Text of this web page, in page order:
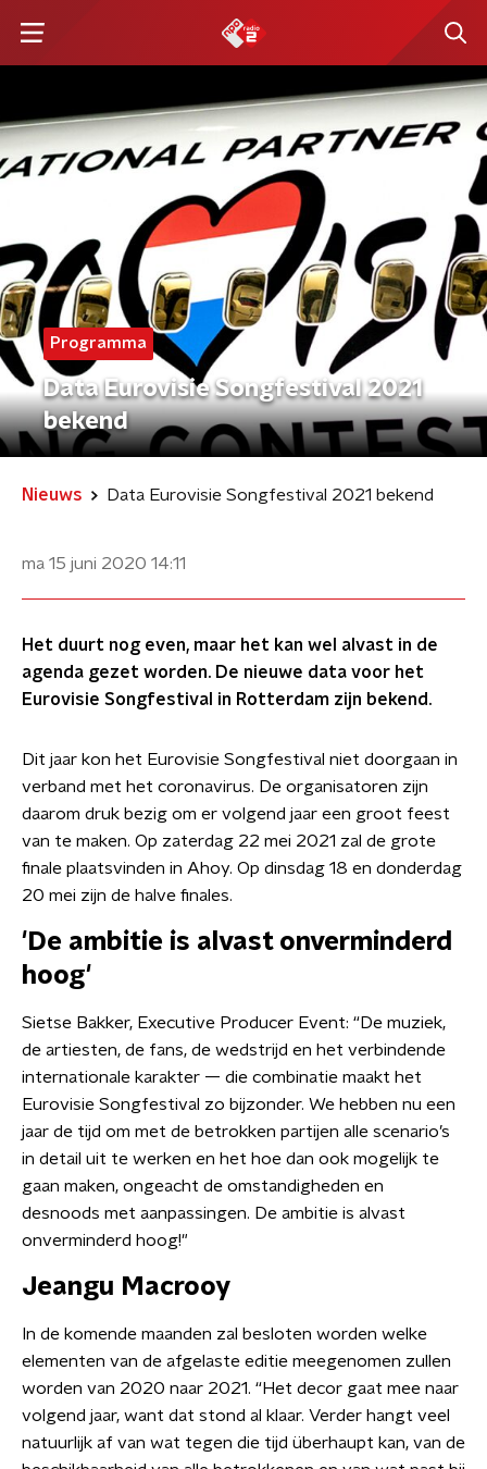
Programma
Data Eurovisie Songfestival 2021
bekend
Nieuws Data Eurovisie Songfestival 2021 bekend
ma 15 juni 2020 14:11
Het duurt nog even, maar het kan wel alvast in de
agenda gezet worden. De nieuwe data voor het
Eurovisie Songfestival in Rotterdam zijn bekend.
Dit jaar kon het Eurovisie Songfestival niet doorgaan in
verband met het coronavirus. De organisatoren zijn
daarom druk bezig om er volgend jaar een groot feest
van te maken. Op zaterdag 22 mei 2021 zal de grote
finale plaatsvinden in Ahoy. Op dinsdag 18 en donderdag
20 mei zijn de halve finales.
'De ambitie is alvast onverminderd
hoog'
Sietse Bakker, Executive Producer Event: “De muziek,
de artiesten, de fans, de wedstrijd en het verbindende
internationale karakter — die combinatie maakt het
Eurovisie Songfestival zo bijzonder. We hebben nu een
jaar de tijd om met de betrokken partijen alle scenario’s
in detail uit te werken en het hoe dan ook mogelijk te
gaan maken, ongeacht de omstandigheden en
desnoods met aanpassingen. De ambitie is alvast
onverminderd hoog!"
Jeangu Macrooy
In de komende maanden zal besloten worden welke
elementen van de afgelaste editie meegenomen zullen
worden van 2020 naar 2021. “Het decor gaat mee naar
volgend jaar, want dat stond al klaar. Verder hangt veel
natuurlijk af van wat tegen die tijd überhaupt kan, van de